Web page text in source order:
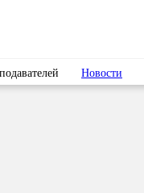
Новости